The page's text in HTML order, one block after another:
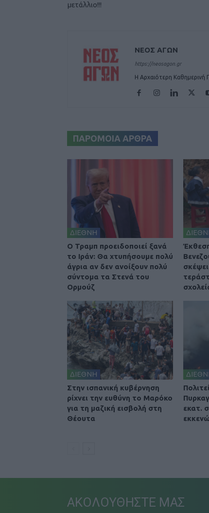
μετάλλιο!!!
ΝΕΟΣ ΑΓΩΝ
https://neosagon.gr
Η Αρχαιότερη Καθημερινή
ΠΑΡΟΜΟΙΑ ΑΡΘΡΑ
ΔΙΕΘΝΗ
O Τραμπ προειδοποιεί ξανά
το Ιράν: Θα χτυπήσουμε πολύ
άγρια αν δεν ανοίξουν πολύ
σύντομα τα Στενά του
Ορμούζ
ΔΙΕΘΝΗ
Στην ισπανική κυβέρνηση
ρίχνει την ευθύνη το Μαρόκο
για τη μαζική εισβολή στη
Θέουτα
εκατ.
ΑΚΟΛΟΥΘΗΣΤΕ ΜΑΣ